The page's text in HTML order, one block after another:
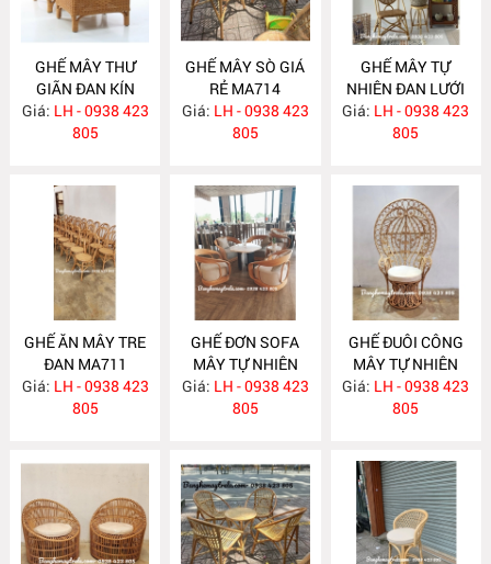
GHẾ MÂY THƯ
GIÃN ĐAN KÍN
KÈM ĐÔN GÁC
CHÂN MA716
Giá: LH - 0938 423
805
GHẾ MÂY SÒ GIÁ
RẺ MA714
Giá: LH - 0938 423
805
GHẾ MÂY TỰ
NHIÊN ĐAN LƯỚI
MA712
Giá: LH - 0938 423
805
GHẾ ĂN MÂY TRE
ĐAN MA711
Giá: LH - 0938 423
805
GHẾ ĐƠN SOFA
MÂY TỰ NHIÊN
MA701
Giá: LH - 0938 423
805
GHẾ ĐUÔI CÔNG
MÂY TỰ NHIÊN
DECOR CHỤP
HÌNH MA690
Giá: LH - 0938 423
805